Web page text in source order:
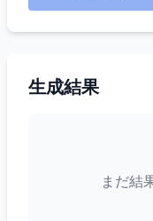
生成結果
まだ結